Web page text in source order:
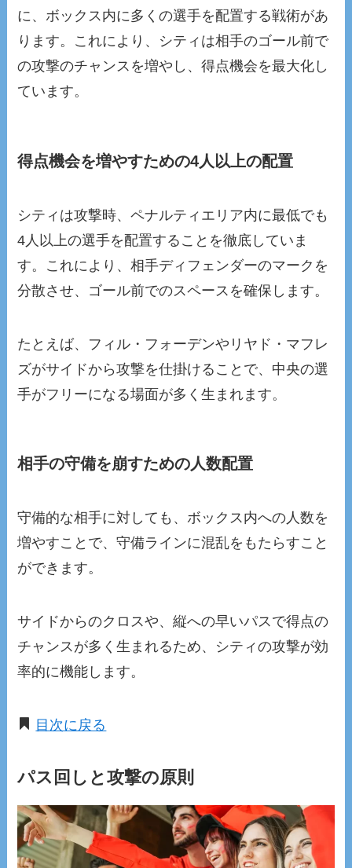
に、ボックス内に多くの選手を配置する戦術があ
ります。これにより、シティは相手のゴール前で
の攻撃のチャンスを増やし、得点機会を最大化し
ています。
得点機会を増やすための4人以上の配置
シティは攻撃時、ペナルティエリア内に最低でも
4人以上の選手を配置することを徹底していま
す。これにより、相手ディフェンダーのマークを
分散させ、ゴール前でのスペースを確保します。
たとえば、フィル・フォーデンやリヤド・マフレ
ズがサイドから攻撃を仕掛けることで、中央の選
手がフリーになる場面が多く生まれます。
相手の守備を崩すための人数配置
守備的な相手に対しても、ボックス内への人数を
増やすことで、守備ラインに混乱をもたらすこと
ができます。
サイドからのクロスや、縦への早いパスで得点の
チャンスが多く生まれるため、シティの攻撃が効
率的に機能します。
目次に戻る
パス回しと攻撃の原則